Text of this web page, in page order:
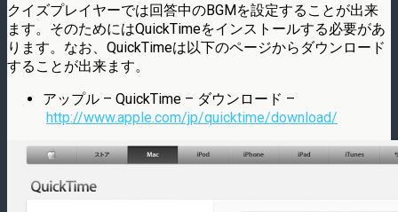
クイズプレイヤーでは回答中のBGMを設定することが出来
ます。そのためにはQuickTimeをインストールする必要があ
ります。なお、QuickTimeは以下のページからダウンロード
することが出来ます。
アップル – QuickTime – ダウンロード –
http://www.apple.com/jp/quicktime/download/